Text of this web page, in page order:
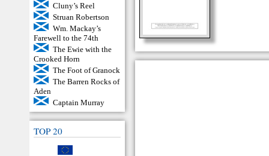
Cluny’s Reel
Struan Robertson
Wm. Mackay’s
Farewell to the 74th
The Ewie with the
Crooked Horn
The Foot of Granock
The Barren Rocks of
Aden
Captain Murray
TOP 20